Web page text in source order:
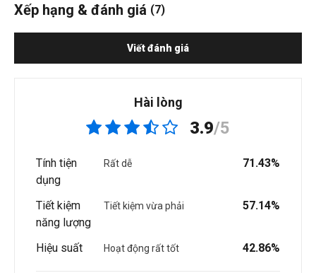
Xếp hạng & đánh giá (7)
Viết đánh giá
Hài lòng
3.9/5
Tính tiện
dụng
Rất dễ 71.43%
Tiết kiệm
năng lượng
Tiết kiệm vừa phải 57.14%
Hiệu suất Hoạt động rất tốt 42.86%